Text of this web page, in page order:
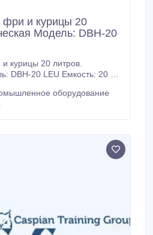
и курицы 20
Модель: DBH-20
курицы 20 литров.
DBH-20 LEU Емкость: 20 л
оборудование